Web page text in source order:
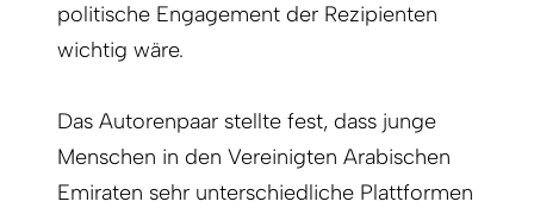
politische Engagement der Rezipienten
wichtig wäre.
Das Autorenpaar stellte fest, dass junge
Menschen in den Vereinigten Arabischen
Emiraten sehr unterschiedliche Plattformen